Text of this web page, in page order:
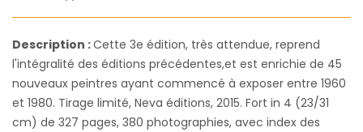
Description :Cette 3e édition, très attendue, reprend
l'intégralité des éditions précédentes,et est enrichie de 45
nouveaux peintres ayant commencé à exposer entre 1960
et 1980. Tirage limité, Neva éditions, 2015. Fort in 4 (23/31
cm) de 327 pages, 380 photographies, avec index des